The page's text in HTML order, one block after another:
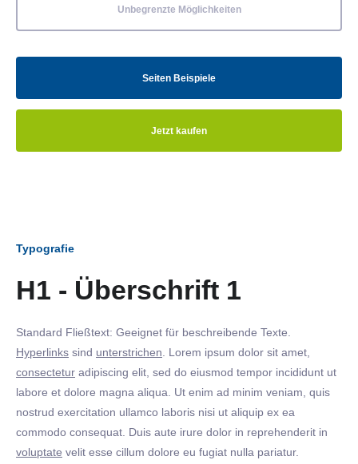
Unbegrenzte Möglichkeiten
Seiten Beispiele
Jetzt kaufen
Typografie
H1 - Überschrift 1
Standard Fließtext: Geeignet für beschreibende Texte.
Hyperlinks sind unterstrichen . Lorem ipsum dolor sit amet,
consectetur adipiscing elit, sed do eiusmod tempor incididunt ut
labore et dolore magna aliqua. Ut enim ad minim veniam, quis
nostrud exercitation ullamco laboris nisi ut aliquip ex ea
commodo consequat. Duis aute irure dolor in reprehenderit in
voluptate velit esse cillum dolore eu fugiat nulla pariatur.